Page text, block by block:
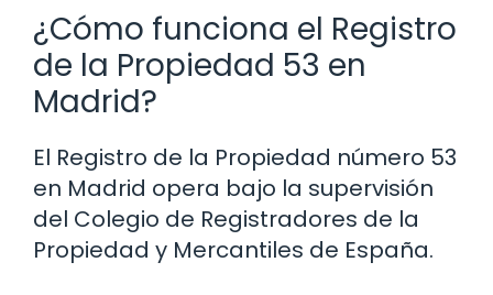
¿Cómo funciona el Registro
de la Propiedad 53 en
Madrid?
El Registro de la Propiedad número 53
en Madrid opera bajo la supervisión
del Colegio de Registradores de la
Propiedad y Mercantiles de España.